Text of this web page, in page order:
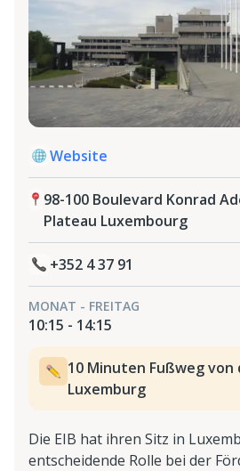
Website
98-100 Boulevard Konrad
Plateau Luxembourg
+352 4 37 91
MONAT - FREITAG
10:15 - 14:15
10 Minuten Fußweg von
Luxemburg
Die EIB hat ihren Sitz in
entscheidende Rolle bei der